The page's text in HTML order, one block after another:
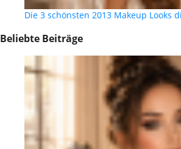
Die 3 schönsten 2013 Makeup Looks
Beliebte Beiträge